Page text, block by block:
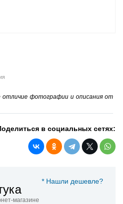
отличие фотографии и описания от
в социальных сетях:
* Нашли дешевле?
магазине